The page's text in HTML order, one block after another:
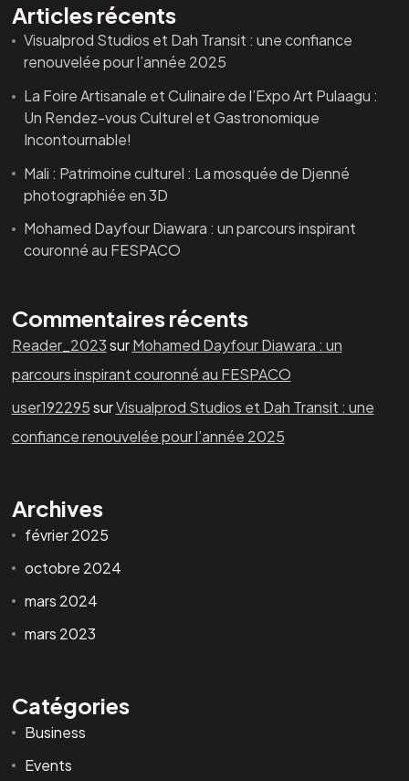
Articles récents
Visualprod Studios et Dah Transit : une confiance
renouvelée pour l’année 2025
La Foire Artisanale et Culinaire de l’Expo Art Pulaagu :
Un Rendez-vous Culturel et Gastronomique
Incontournable!
Mali : Patrimoine culturel : La mosquée de Djenné
photographiée en 3D
Mohamed Dayfour Diawara : un parcours inspirant
couronné au FESPACO
Commentaires récents
Reader_2023surMohamed Dayfour Diawara : un
parcours inspirant couronné au FESPACO
user192295surVisualprod Studios et Dah Transit : une
confiance renouvelée pour l’année 2025
Archives
février 2025
octobre 2024
mars 2024
mars 2023
Catégories
Business
Events